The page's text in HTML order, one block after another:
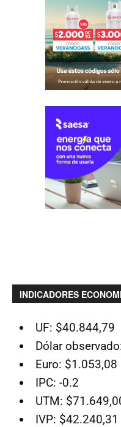
INDICADORES
UF: $40.844,79
Dólar
Euro: $1.053,08
IPC: -0.2
UTM:
IVP: $42.240,31